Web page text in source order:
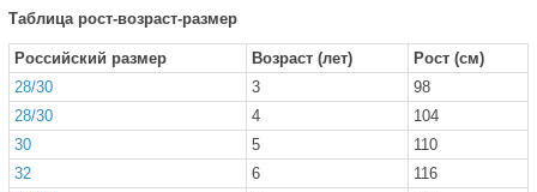
Таблица рост-возраст-размер
Российский размер Возраст (лет)
Рост (см)
28/30
3
98
28/30
4
104
30
5
110
32
6
116